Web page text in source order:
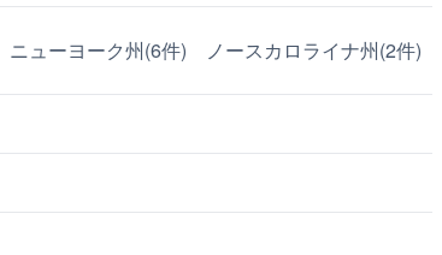
ニューヨーク州(6件)
ノースカロライナ州(2件)